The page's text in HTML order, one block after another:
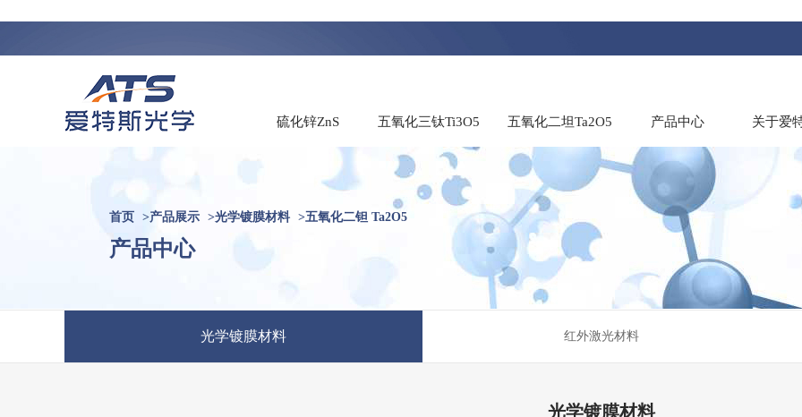
硫化锌ZnS 五氧化三钛Ti3O5 五氧化二坦Ta2O5 产品中心 关于爱
首页 >产品展示 >光学镀膜材料 >五氧化二钽 Ta2O5
产品中心
光学镀膜材料 红外激光材料
光学镀膜材料